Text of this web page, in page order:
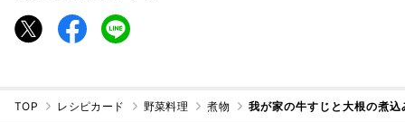
TOP レシピカード 野菜料理 煮物 我が家の牛すじと大根の煮込